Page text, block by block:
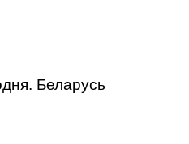
Беларусь